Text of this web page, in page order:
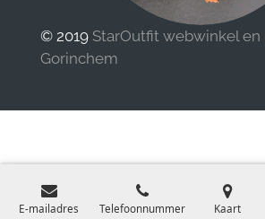
© 2019 StarOutfit webwinkel en
Gorinchem
E-mailadres Telefoonnummer Kaart